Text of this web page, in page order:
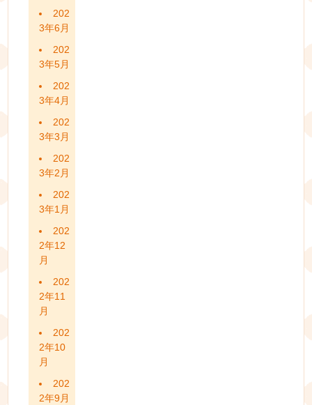
202
3年6月
202
3年5月
202
3年4月
202
3年3月
202
3年2月
202
3年1月
202
2年12
月
202
2年11
月
202
2年10
月
202
2年9月